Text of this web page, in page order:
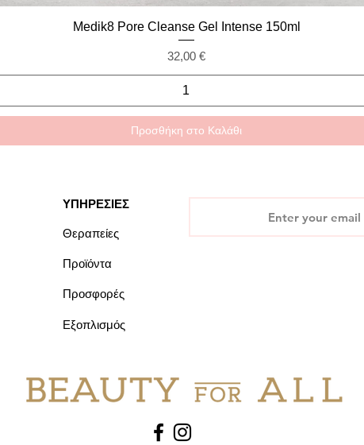
Γρήγορη προβολή
Medik8 Pore Cleanse Gel Intense 150ml
Τιμή
32,00 €
Προσθήκη στο Καλάθι
ΥΠΗΡΕΣΙΕΣ
Θεραπείες
Προϊόντα
Προσφορές
Εξοπλισμός